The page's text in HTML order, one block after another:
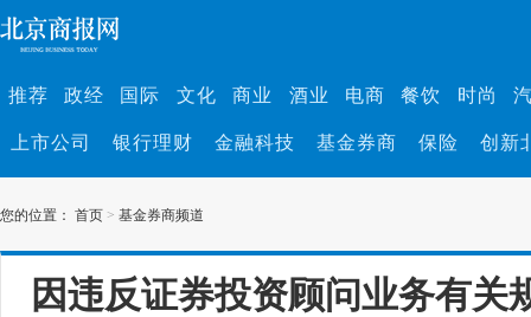
推荐 政经 国际 文化 商业 酒业 电商 餐饮 时尚
上市公司 银行理财 金融科技 基金券商 保险 创新
您的位置： 首页 > 基金券商频道
因违反证券投资顾问业务有关